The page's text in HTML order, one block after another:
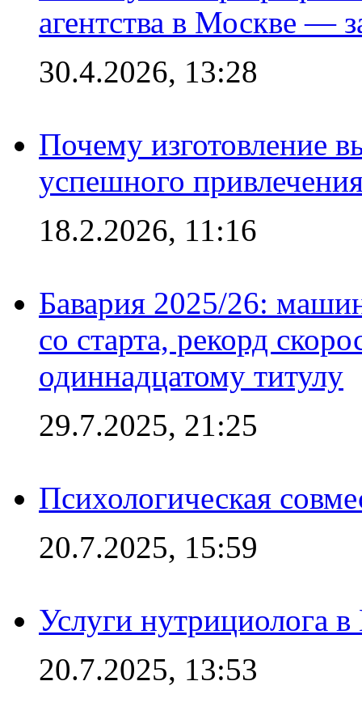
агентства в Москве —
30.4.2026, 13:28
Почему изготовление
успешного
18.2.2026, 11:16
Бавария 2025/26:
со старта, рекорд
одиннадцатому титулу
29.7.2025, 21:25
Психологическая
20.7.2025, 15:59
Услуги нутрициолога
20.7.2025, 13:53